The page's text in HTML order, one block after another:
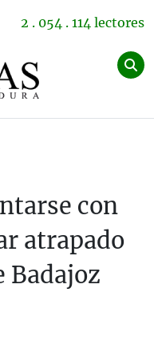
2 . 054 . 114 lectores
con
atrapado
Badajoz